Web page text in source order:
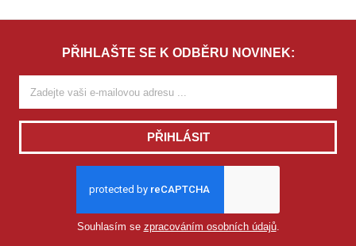
PŘIHLAŠTE SE K ODBĚRU NOVINEK:
PŘIHLÁSIT
Souhlasím se zpracováním osobních údajů.